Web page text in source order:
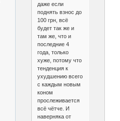
даже если
поднять взнос до
100 грн, всё
будет так же и
там же, что и
последние 4
года, только
хуже, потому что
тенденция к
ухудшению всего
с каждым новым
коном
прослеживается
всё чётче. И
наверняка от